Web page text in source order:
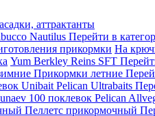
аттрактанты
Nautilus Перейти в
прикормки На
Yum Berkley Reins SFT
Прикормки летние
Unibait Pelican Ultrabaits
100 поклевок Pelican
Пеллетс прикормочный